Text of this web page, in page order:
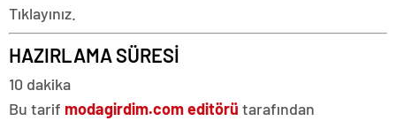
Tıklayınız.
HAZIRLAMA SÜRESİ
10 dakika
Bu tarif modagirdim.com editörü tarafından